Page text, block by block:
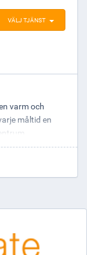
VÄLJ TJÄNST
varm och
måltid en